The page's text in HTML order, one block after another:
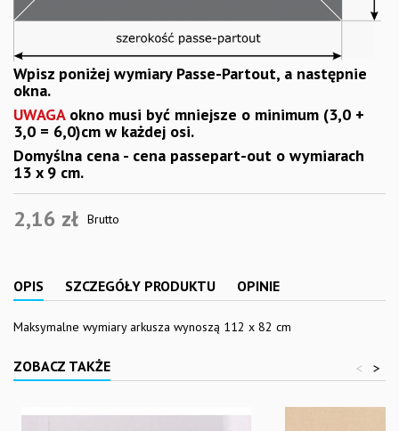
Wpisz poniżej wymiary Passe-Partout, a następnie
okna.
UWAGAokno musi być mniejsze o minimum (3,0 +
3,0 = 6,0)cm w każdej osi.
Domyślna cena - cena passepart-out o wymiarach
13 x 9 cm.
2,16 zł Brutto
OPIS SZCZEGÓŁY PRODUKTU OPINIE
Maksymalne wymiary arkusza wynoszą 112 x 82 cm
ZOBACZ TAKŻE >
<